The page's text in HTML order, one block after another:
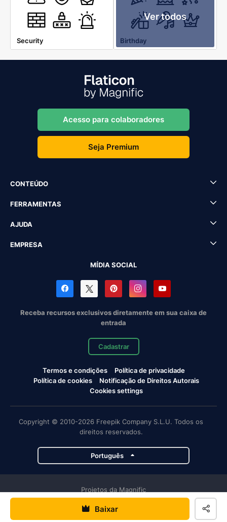
Baixar
Security
Ver todos
Birthday
Acesso para colaboradores
Seja Premium
CONTEÚDO
FERRAMENTAS
AJUDA
EMPRESA
MÍDIA SOCIAL
Receba recursos exclusivos diretamente em sua caixa de
entrada
Cadastrar
Termos e condições
Política de privacidade
Política de cookies
Notificação de Direitos Autorais
Cookies settings
Copyright © 2010-2026 Freepik Company S.L.U. Todos os
direitos reservados.
Português
Projetos da Magnific
Magnific Flaticon